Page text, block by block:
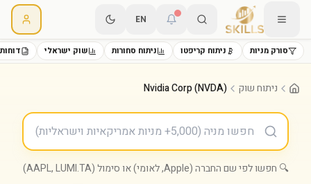
EN
סורק מניות ניתוח קריפטו ניתוח סחורות שוק ישראלי
ניתוח שוק Nvidia Corp (NVDA)
🔍 חפשו לפי שם החברה (Apple, לאומי) או סימול (AAPL, LUMI.TA)